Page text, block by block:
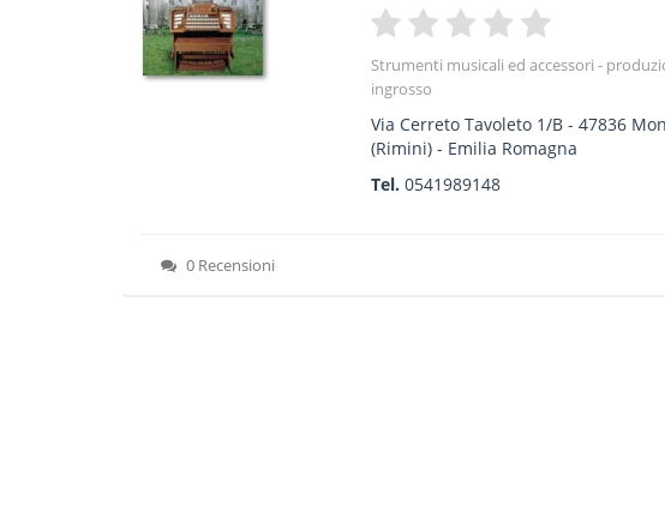
Strumenti musicali ed accessori -
ingrosso
Via Cerreto Tavoleto 1/B -47836
(Rimini) - Emilia Romagna
Tel.0541989148
0 Recensioni